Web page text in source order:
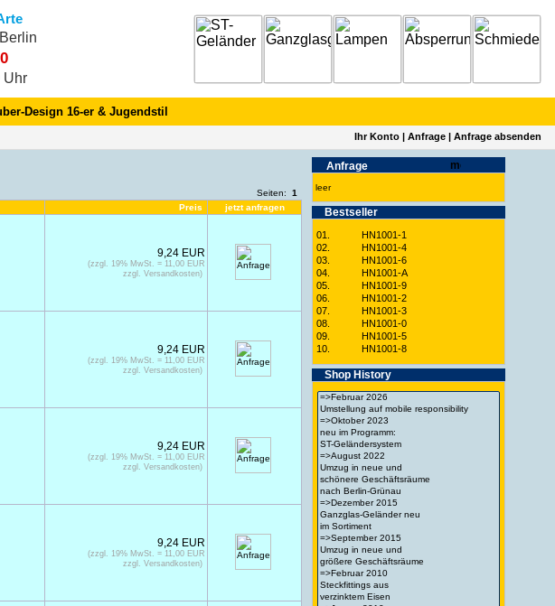
Uhr
Design 16-er & Jugendstil
Ihr Konto | Anfrage | Anfrage absenden
Seiten: 1
Preis jetzt anfragen
9,24 EUR
(zzgl. 19% MwSt. = 11,00 EUR
zzgl. Versandkosten)
9,24 EUR
(zzgl. 19% MwSt. = 11,00 EUR
zzgl. Versandkosten)
9,24 EUR
(zzgl. 19% MwSt. = 11,00 EUR
zzgl. Versandkosten)
9,24 EUR
(zzgl. 19% MwSt. = 11,00 EUR
zzgl. Versandkosten)
Anfrage
leer
Best­seller
01.
HN1001-1
02.
HN1001-4
03.
HN1001-6
04.
HN1001-A
05.
HN1001-9
06.
HN1001-2
07.
HN1001-3
08.
HN1001-0
09.
HN1001-5
10.
HN1001-8
Shop History